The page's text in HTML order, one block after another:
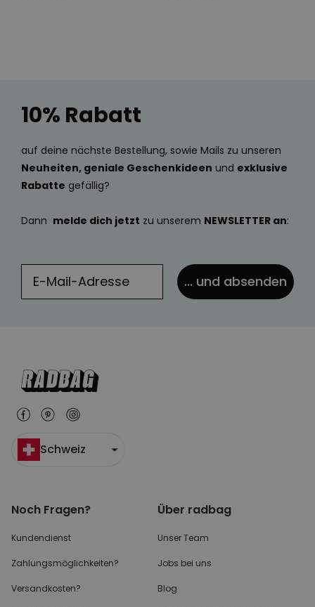
10% Rabatt
auf deine nächste Bestellung, sowie Mails zu unseren
Neuheiten, geniale Geschenkideen und exklusive
Rabatte gefällig?
Dann melde dich jetzt zu unserem NEWSLETTER an:
... und absenden
Schweiz
Noch Fragen?
Kundendienst
Zahlungsmöglichkeiten?
Versandkosten?
Über radbag
Unser Team
Jobs bei uns
Blog